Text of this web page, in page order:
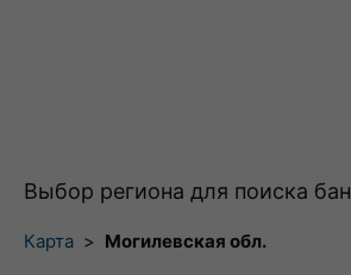
Выбор региона для поиска
Карта > Могилевская обл.